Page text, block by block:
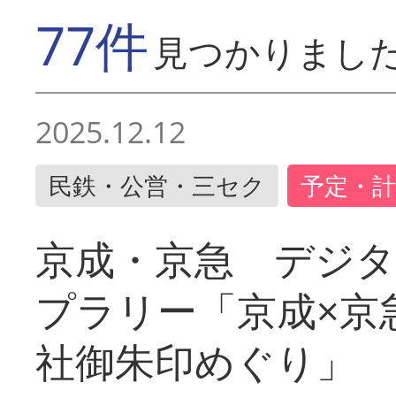
77件 見つかりまし
2025.12.12
民鉄・公営・三セク 予定・
京成・京急 デジ
プラリー「京成×
社御朱印めぐり」